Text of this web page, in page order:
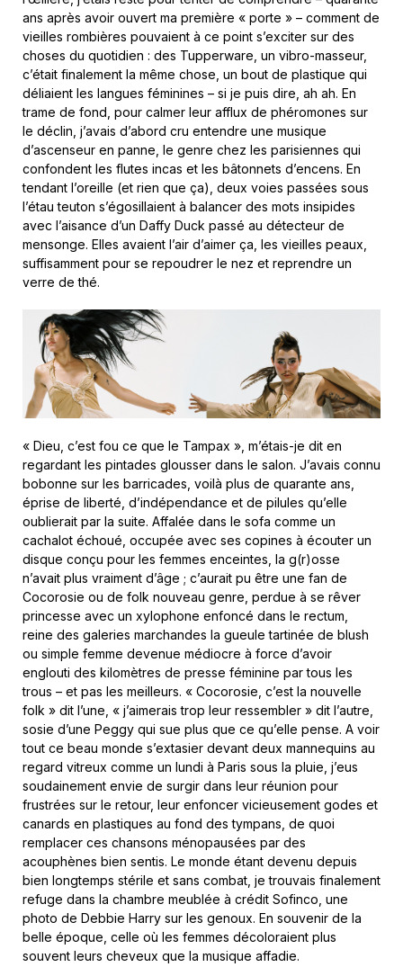
ans après avoir ouvert ma première « porte » – comment de
vieilles rombières pouvaient à ce point s’exciter sur des
choses du quotidien : des Tupperware, un vibro-masseur,
c’était finalement la même chose, un bout de plastique qui
déliaient les langues féminines – si je puis dire, ah ah. En
trame de fond, pour calmer leur afflux de phéromones sur
le déclin, j’avais d’abord cru entendre une musique
d’ascenseur en panne, le genre chez les parisiennes qui
confondent les flutes incas et les bâtonnets d’encens. En
tendant l’oreille (et rien que ça), deux voies passées sous
l’étau teuton s’égosillaient à balancer des mots insipides
avec l’aisance d’un Daffy Duck passé au détecteur de
mensonge. Elles avaient l’air d’aimer ça, les vieilles peaux,
suffisamment pour se repoudrer le nez et reprendre un
verre de thé.
« Dieu, c’est fou ce que le Tampax », m’étais-je dit en
regardant les pintades glousser dans le salon. J’avais connu
bobonne sur les barricades, voilà plus de quarante ans,
éprise de liberté, d’indépendance et de pilules qu’elle
oublierait par la suite. Affalée dans le sofa comme un
cachalot échoué, occupée avec ses copines à écouter un
disque conçu pour les femmes enceintes, la g(r)osse
n’avait plus vraiment d’âge ; c’aurait pu être une fan de
Cocorosie ou de folk nouveau genre, perdue à se rêver
princesse avec un xylophone enfoncé dans le rectum,
reine des galeries marchandes la gueule tartinée de blush
ou simple femme devenue médiocre à force d’avoir
englouti des kilomètres de presse féminine par tous les
trous – et pas les meilleurs. « Cocorosie, c’est la nouvelle
folk » dit l’une, « j’aimerais trop leur ressembler » dit l’autre,
sosie d’une Peggy qui sue plus que ce qu’elle pense. A voir
tout ce beau monde s’extasier devant deux mannequins au
regard vitreux comme un lundi à Paris sous la pluie, j’eus
soudainement envie de surgir dans leur réunion pour
frustrées sur le retour, leur enfoncer vicieusement godes et
canards en plastiques au fond des tympans, de quoi
remplacer ces chansons ménopausées par des
acouphènes bien sentis. Le monde étant devenu depuis
bien longtemps stérile et sans combat, je trouvais finalement
refuge dans la chambre meublée à crédit Sofinco, une
photo de Debbie Harry sur les genoux. En souvenir de la
belle époque, celle où les femmes décoloraient plus
souvent leurs cheveux que la musique affadie.